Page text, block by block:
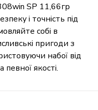
SP 11,66гр
і точність під
собі в
пригоди з
набої від
якості.